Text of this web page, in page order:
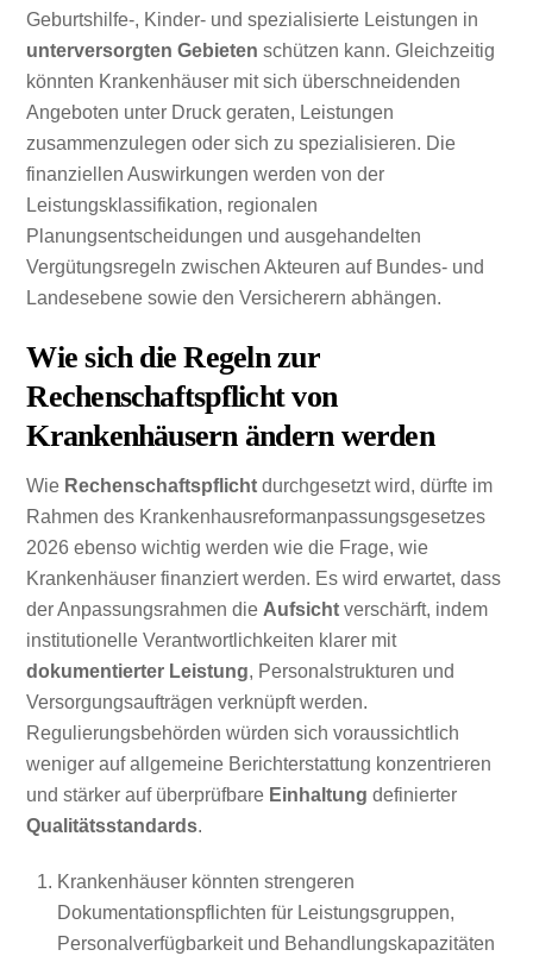
Geburtshilfe-, Kinder- und spezialisierte Leistungen in
unterversorgten Gebieten schützen kann. Gleichzeitig
könnten Krankenhäuser mit sich überschneidenden
Angeboten unter Druck geraten, Leistungen
zusammenzulegen oder sich zu spezialisieren. Die
finanziellen Auswirkungen werden von der
Leistungsklassifikation, regionalen
Planungsentscheidungen und ausgehandelten
Vergütungsregeln zwischen Akteuren auf Bundes- und
Landesebene sowie den Versicherern abhängen.
Wie sich die Regeln zur
Rechenschaftspflicht von
Krankenhäusern ändern werden
Wie Rechenschaftspflicht durchgesetzt wird, dürfte im
Rahmen des Krankenhausreformanpassungsgesetzes
2026 ebenso wichtig werden wie die Frage, wie
Krankenhäuser finanziert werden. Es wird erwartet, dass
der Anpassungsrahmen die Aufsicht verschärft, indem
institutionelle Verantwortlichkeiten klarer mit
dokumentierter Leistung, Personalstrukturen und
Versorgungsaufträgen verknüpft werden.
Regulierungsbehörden würden sich voraussichtlich
weniger auf allgemeine Berichterstattung konzentrieren
und stärker auf überprüfbare Einhaltung definierter
Qualitätsstandards.
Krankenhäuser könnten strengeren
Dokumentationspflichten für Leistungsgruppen,
Personalverfügbarkeit und Behandlungskapazitäten